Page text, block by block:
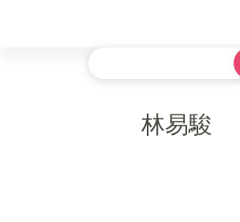
林易駿